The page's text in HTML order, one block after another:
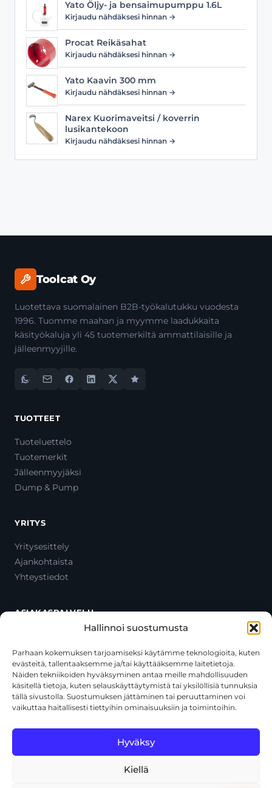
Hallinnoi suostumusta
Parhaan kokemuksen tarjoamiseksi käytämme teknologioita, kuten
evästeitä, tallentaaksemme ja/tai käyttääksemme laitetietoja.
Näiden tekniikoiden hyväksyminen antaa meille mahdollisuuden
käsitellä tietoja, kuten selauskäyttäytymistä tai yksilöllisiä tunnuksia
tällä sivustolla. Suostumuksen jättäminen tai peruuttaminen voi
vaikuttaa haitallisesti tiettyihin ominaisuuksiin ja toimintoihin.
Hyväksy
Kiellä
Yato Öljy- ja bensaimupumppu 1.6L
Kirjaudu nähdäksesi hinnan →
Procat Reikäsahat
Kirjaudu nähdäksesi hinnan →
Yato Kaavin 300 mm
Kirjaudu nähdäksesi hinnan →
Narex Kuorimaveitsi / koverrin
lusikantekoon
Kirjaudu nähdäksesi hinnan →
Toolcat Oy
Luotettava suomalainen B2B-työkalutukku vuodesta
1996. Tuomme maahan ja myymme laadukkaita
käsityökaluja yli 45 tuotemerkiltä ammattilaisille ja
jälleenmyyjille.
TUOTTEET
Tuoteluettelo
Tuotemerkit
Jälleenmyyjäksi
Dump & Pump
YRITYS
Yritysesittely
Ajankohtaista
Yhteystiedot
ASIAKASPALVELU
Oma tili
Maksutavat
Toimitustavat
Usein kysytyt kysymykset
+358 44 270 3795
asiakaspalvelu@toolcat.fi